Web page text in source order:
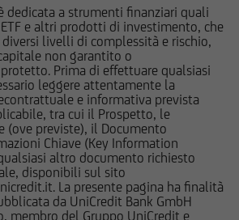
dedicata a strumenti finanziari quali
e altri prodotti di investimento, che
livelli di complessità e rischio,
non garantito o
Prima di effettuare qualsiasi
leggere attentamente la
e informativa prevista
tra cui il Prospetto, le
(ove previste), il Documento
Chiave (Key Information
altro documento richiesto
disponibili sul sito
La presente pagina ha finalità
da UniCredit Bank GmbH
membro del Gruppo UniCredit e
hyperlink, dal Sito medesimo, né
perdite o danni subiti dall'utente
in conseguenza
parte del medesimo a siti web
attraverso hyperlink.
e i documenti pubblicati sul Sito
informativa, e/o
e non sono in alcun
né come consulenza, né
materia di investimenti; qualsiasi